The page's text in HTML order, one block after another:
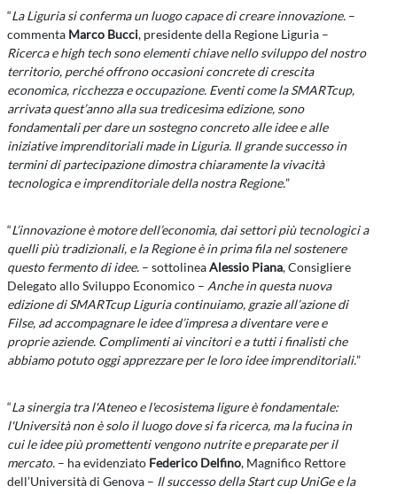
“La Liguria si conferma un luogo capace di creare innovazione. –
commenta Marco Bucci, presidente della Regione Liguria –
Ricerca e high tech sono elementi chiave nello sviluppo del nostro
territorio, perché offrono occasioni concrete di crescita
economica, ricchezza e occupazione. Eventi come la SMARTcup,
arrivata quest’anno alla sua tredicesima edizione, sono
fondamentali per dare un sostegno concreto alle idee e alle
iniziative imprenditoriali made in Liguria. Il grande successo in
termini di partecipazione dimostra chiaramente la vivacità
tecnologica e imprenditoriale della nostra Regione.”
“L’innovazione è motore dell’economia, dai settori più tecnologici a
quelli più tradizionali, e la Regione è in prima fila nel sostenere
questo fermento di idee. – sottolineaAlessio Piana, Consigliere
Delegato allo Sviluppo Economico – Anche in questa nuova
edizione di SMARTcup Liguria continuiamo, grazie all’azione di
Filse, ad accompagnare le idee d’impresa a diventare vere e
proprie aziende. Complimenti ai vincitori e a tutti i finalisti che
abbiamo potuto oggi apprezzare per le loro idee imprenditoriali.”
“La sinergia tra l'Ateneo e l'ecosistema ligure è fondamentale:
l'Università non è solo il luogo dove si fa ricerca, ma la fucina in
cui le idee più promettenti vengono nutrite e preparate per il
mercato. – ha evidenziato Federico Delfino, Magnifico Rettore
dell’Università di Genova – Il successo della Start cup UniGe e la